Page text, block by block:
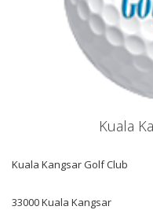
Kuala
Kuala Kangsar Golf Club
33000 Kuala Kangsar